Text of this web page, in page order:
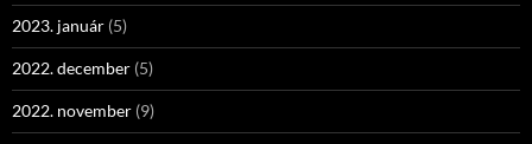
2023. január (5)
2022. december (5)
2022. november (9)